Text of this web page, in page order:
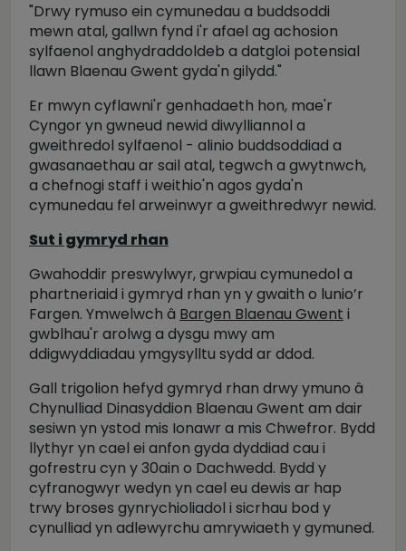
"Drwy rymuso ein cymunedau a buddsoddi
mewn atal, gallwn fynd i'r afael ag achosion
sylfaenol anghydraddoldeb a datgloi potensial
llawn Blaenau Gwent gyda'n gilydd."
Er mwyn cyflawni'r genhadaeth hon, mae'r
Cyngor yn gwneud newid diwylliannol a
gweithredol sylfaenol - alinio buddsoddiad a
gwasanaethau ar sail atal, tegwch a gwytnwch,
a chefnogi staff i weithio'n agos gyda'n
cymunedau fel arweinwyr a gweithredwyr newid.
Sut i gymryd rhan
Gwahoddir preswylwyr, grwpiau cymunedol a
phartneriaid i gymryd rhan yn y gwaith o lunio’r
Fargen. Ymwelwch â Bargen Blaenau Gwent i
gwblhau'r arolwg a dysgu mwy am
ddigwyddiadau ymgysylltu sydd ar ddod.
Gall trigolion hefyd gymryd rhan drwy ymuno â
Chynulliad Dinasyddion Blaenau Gwent am dair
sesiwn yn ystod mis Ionawr a mis Chwefror. Bydd
llythyr yn cael ei anfon gyda dyddiad cau i
gofrestru cyn y 30ain o Dachwedd. Bydd y
cyfranogwyr wedyn yn cael eu dewis ar hap
trwy broses gynrychioliadol i sicrhau bod y
cynulliad yn adlewyrchu amrywiaeth y gymuned.